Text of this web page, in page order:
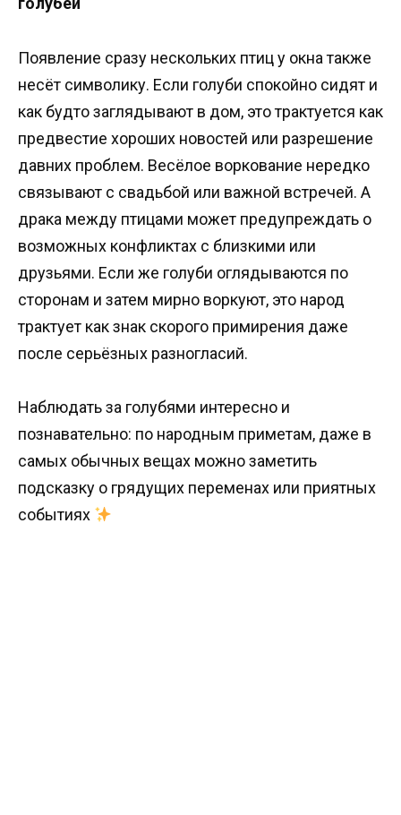
Появление сразу нескольких птиц у окна также
несёт символику. Если голуби спокойно сидят и
как будто заглядывают в дом, это трактуется как
предвестие хороших новостей или разрешение
давних проблем. Весёлое воркование нередко
связывают с свадьбой или важной встречей. А
драка между птицами может предупреждать о
возможных конфликтах с близкими или
друзьями. Если же голуби оглядываются по
сторонам и затем мирно воркуют, это народ
трактует как знак скорого примирения даже
после серьёзных разногласий.
Наблюдать за голубями интересно и
познавательно: по народным приметам, даже в
самых обычных вещах можно заметить
подсказку о грядущих переменах или приятных
событиях